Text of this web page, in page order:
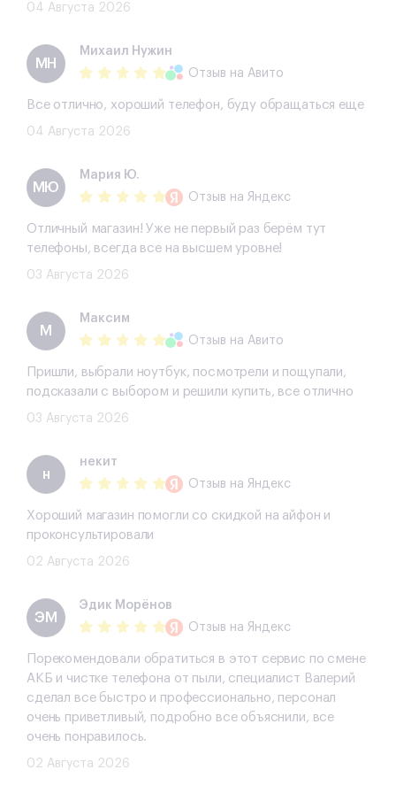
04 Августа 2026
МН
Михаил Нужин
Отзыв на Авито
Все отлично, хороший телефон, буду обращаться еще
04 Августа 2026
МЮ
Мария Ю.
Отзыв на Яндекс
Отличный магазин! Уже не первый раз берём тут
телефоны, всегда все на высшем уровне!
03 Августа 2026
М
Максим
Отзыв на Авито
Пришли, выбрали ноутбук, посмотрели и пощупали,
подсказали с выбором и решили купить, все отлично
03 Августа 2026
н
некит
Отзыв на Яндекс
Хороший магазин помогли со скидкой на айфон и
проконсультировали
02 Августа 2026
ЭМ
Эдик Морёнов
Отзыв на Яндекс
Порекомендовали обратиться в этот сервис по смене
АКБ и чистке телефона от пыли, специалист Валерий
сделал все быстро и профессионально, персонал
очень приветливый, подробно все объяснили, все
очень понравилось.
02 Августа 2026